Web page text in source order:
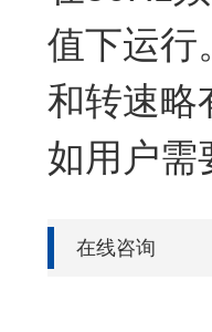
值下运行
和转速略
如用户需
在线咨询